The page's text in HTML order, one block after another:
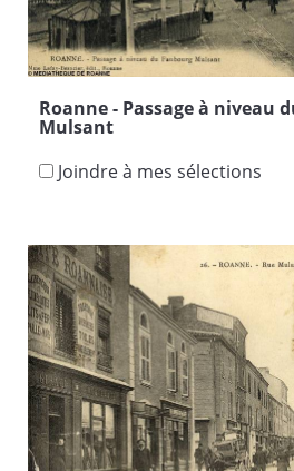
Roanne - Passage à niveau
Mulsant
Joindre à mes sélections